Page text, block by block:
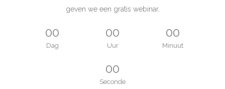
geven we een gratis webinar.
00
Dag
00
Uur
00
Minuut
00
Seconde